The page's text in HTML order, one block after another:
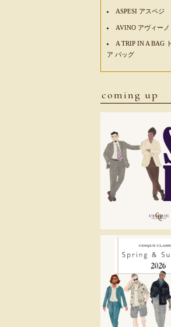
ASPESI アスペジ
AVINO アヴィーノ
A TRIP IN A BAG
ア バッグ
coming up